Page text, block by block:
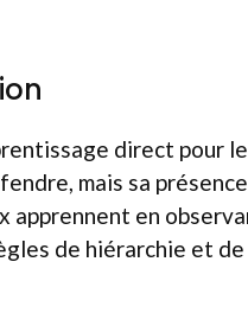
direct pour
mais sa
apprennent en
de hiérarchie et